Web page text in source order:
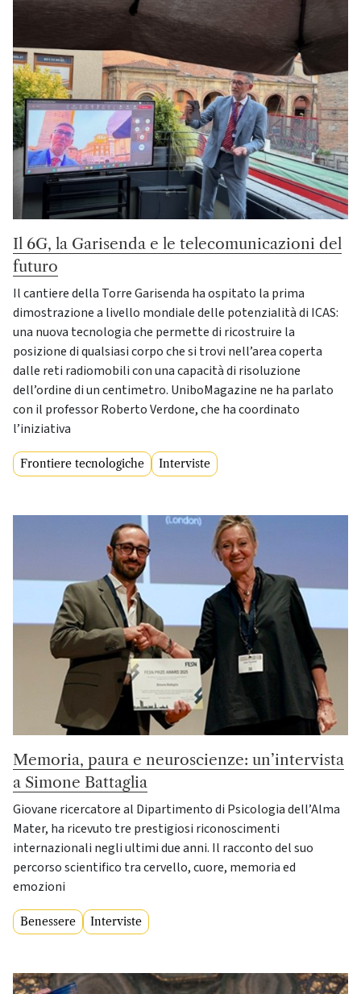
Il 6G, la Garisenda e le telecomunicazioni del
futuro
Il cantiere della Torre Garisenda ha ospitato la prima
dimostrazione a livello mondiale delle potenzialità di ICAS:
una nuova tecnologia che permette di ricostruire la
posizione di qualsiasi corpo che si trovi nell’area coperta
dalle reti radiomobili con una capacità di risoluzione
dell’ordine di un centimetro. UniboMagazine ne ha parlato
con il professor Roberto Verdone, che ha coordinato
l’iniziativa
Frontiere tecnologiche Interviste
Memoria, paura e neuroscienze: un’intervista
a Simone Battaglia
Giovane ricercatore al Dipartimento di Psicologia dell’Alma
Mater, ha ricevuto tre prestigiosi riconoscimenti
internazionali negli ultimi due anni. Il racconto del suo
percorso scientifico tra cervello, cuore, memoria ed
emozioni
Benessere Interviste